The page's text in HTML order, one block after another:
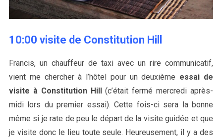
10:00 visite de Constitution Hill
Francis, un chauffeur de taxi avec un rire communicatif,
vient me chercher à l’hôtel pour un deuxième essai de
visite à Constitution Hill(c’était fermé mercredi après-
midi lors du premier essai). Cette fois-ci sera la bonne
même si je rate de peu le départ de la visite guidée et que
je visite donc le lieu toute seule. Heureusement, il y a des